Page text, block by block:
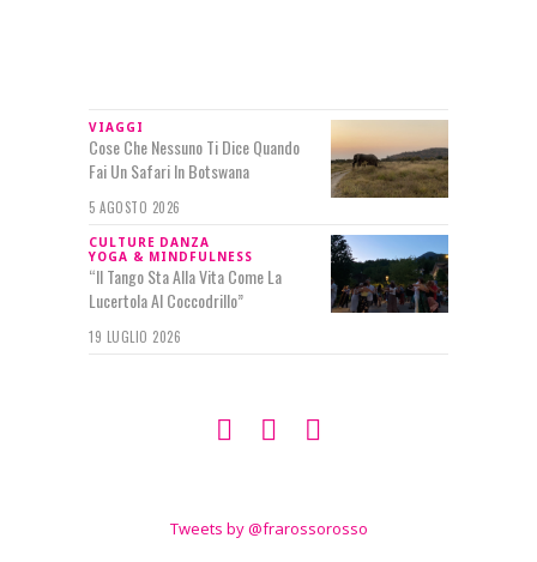
VIAGGI
Cose Che Nessuno Ti Dice Quando
Fai Un Safari In Botswana
5 AGOSTO 2026
CULTURE DANZA
YOGA & MINDFULNESS
“Il Tango Sta Alla Vita Come La
Lucertola Al Coccodrillo”
19 LUGLIO 2026
Tweets by @frarossorosso